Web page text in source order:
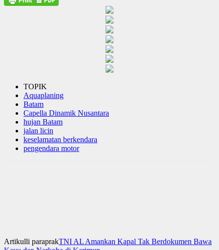
TOPIK
Aquaplaning
Batam
Capella Dinamik Nusantara
hujan Batam
jalan licin
keselamatan berkendara
pengendara motor
Artikulli paraprakTNI AL Amankan Kapal Tak Berdokumen Bawa